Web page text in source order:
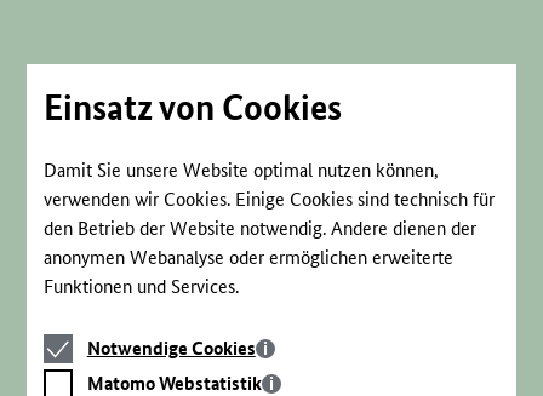
Einsatz von Cookies
Damit Sie unsere Website optimal nutzen können,
verwenden wir Cookies. Einige Cookies sind technisch für
den Betrieb der Website notwendig. Andere dienen der
anonymen Webanalyse oder ermöglichen erweiterte
Funktionen und Services.
Notwendige
Cookies
Notwendige Cookies
MatomoMatomo Webstatistik